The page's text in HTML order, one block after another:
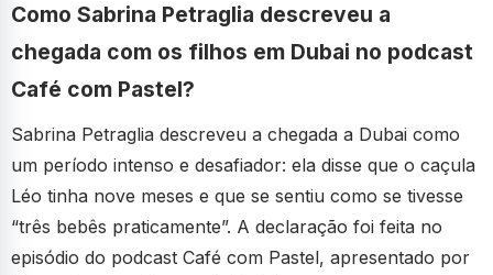
Como Sabrina Petraglia descreveu a
chegada com os filhos em Dubai no podcast
Café com Pastel?
Sabrina Petraglia descreveu a chegada a Dubai como
um período intenso e desafiador: ela disse que o caçula
Léo tinha nove meses e que se sentiu como se tivesse
“três bebês praticamente”. A declaração foi feita no
episódio do podcast Café com Pastel, apresentado por